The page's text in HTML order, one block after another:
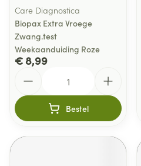
Care Diagnostica
Biopax Extra Vroege
Zwang.test
Weekaanduiding Roze
€ 8,99
Bestel